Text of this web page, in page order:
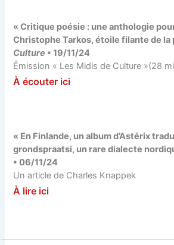
« Critique poésie : une anthologie
Christophe Tarkos, étoile filante de la
Culture • 19/11/24
Émission « Les Midis de Culture »(28
À écouter ici
« En Finlande, un album d’Astérix
grondspraatsi, un rare dialecte
• 06/11/24
Un article de Charles Knappek
À lire ici